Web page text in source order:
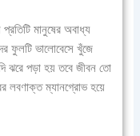
মানুষের অবাধ্য
ফুলটি ভালোবেসে খুঁজে
ঝরে পড়া হয় তবে জীবন তো
লবণাক্ত ম্যানগ্রোভ হয়ে